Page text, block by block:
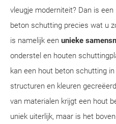
vleugje moderniteit? Dan is een
beton schutting precies wat u
is namelijk een unieke
onderstel en houten
kan een hout beton schutting
structuren en kleuren
van materialen krijgt een hout
uniek uiterlijk, maar is het